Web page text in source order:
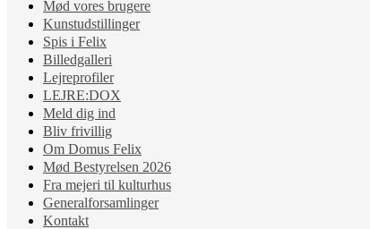
Mød vores brugere
Kunstudstillinger
Spis i Felix
Billedgalleri
Lejreprofiler
LEJRE:DOX
Meld dig ind
Bliv frivillig
Om Domus Felix
Mød Bestyrelsen 2026
Fra mejeri til kulturhus
Generalforsamlinger
Kontakt